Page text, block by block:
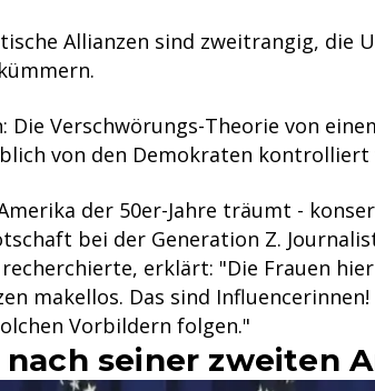
Allianzen sind zweitrangig, die
Die Verschwörungs-Theorie von
von den Demokraten kontrolliert
der 50er-Jahre träumt -
bei der Generation Z.
erklärt: "Die Frauen
makellos. Das sind Influencerinnen!
Vorbildern folgen."
seiner zweiten